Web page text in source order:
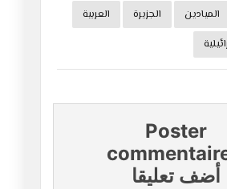
الميادين الجزيرة
العربية
Poster
أضف تعليقا